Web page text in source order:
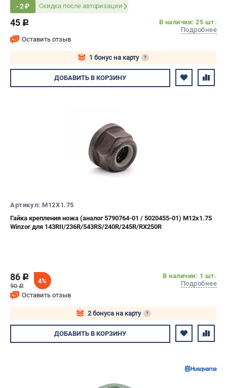
СЕРВИС
ПОДДЕРЖКА
Гарантия Husqvarna
Нашли дешевле?
Триммеры и кусторезы
Газонокосилки-роботы
Снегоуборщики
- 2 ₽ Скидка после авторизации
45 c
В наличии: 25 шт.
Подробнее
Оставить отзыв
1 бонус на карту ?
Авторизуйтесь
ДОБАВИТЬ В КОРЗИНУ
Артикул: M12X1.75
Гайка крепления ножа (аналог 5790764-01 / 5020455-01) М12х1.75
Winzor для 143RII/236R/543RS/240R/245R/RX250R
86 c
90c
4%
В наличии: 1 шт.
Подробнее
Оставить отзыв
2 бонуса на карту ?
Авторизуйтесь
ДОБАВИТЬ В КОРЗИНУ